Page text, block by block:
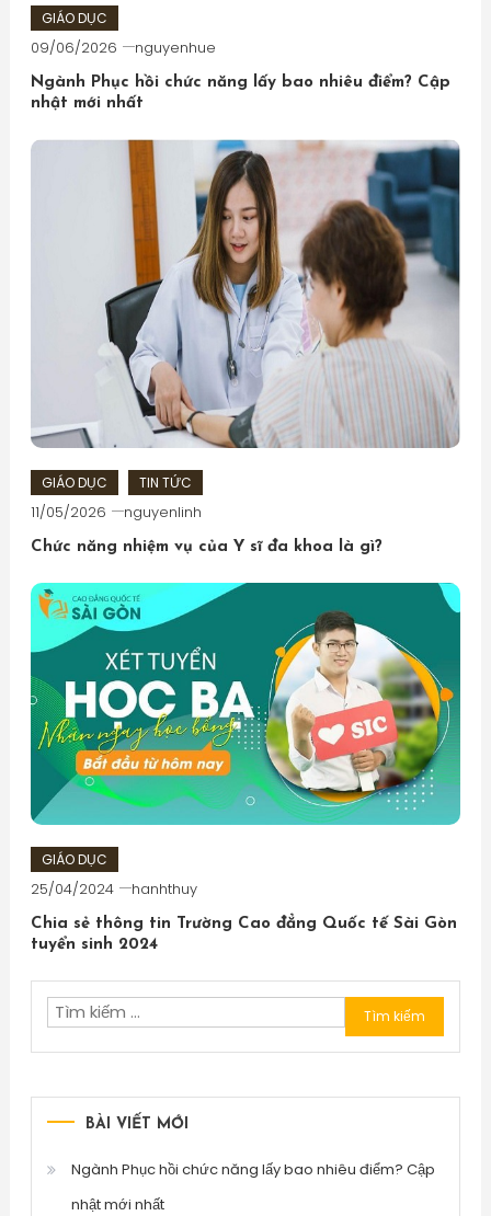
GIÁO DỤC
09/06/2026 nguyenhue
Ngành Phục hồi chức năng lấy bao nhiêu điểm? Cập
nhật mới nhất
GIÁO DỤC TIN TỨC
11/05/2026 nguyenlinh
Chức năng nhiệm vụ của Y sĩ đa khoa là gì?
GIÁO DỤC
25/04/2024 hanhthuy
Chia sẻ thông tin Trường Cao đẳng Quốc tế Sài Gòn
tuyển sinh 2024
Tìm
kiếm
BÀI VIẾT MỚI
Ngành Phục hồi chức năng lấy bao nhiêu điểm? Cập
nhật mới nhất